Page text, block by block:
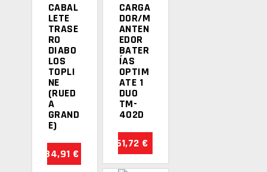
CABAL
LETE
TRASE
RO
DIABO
LOS
TOPLI
NE
(RUED
A
GRAND
E)
84,91 €
CARGA
DOR/M
ANTEN
EDOR
BATER
ÍAS
OPTIM
ATE 1
DUO
TM-
402D
61,72 €